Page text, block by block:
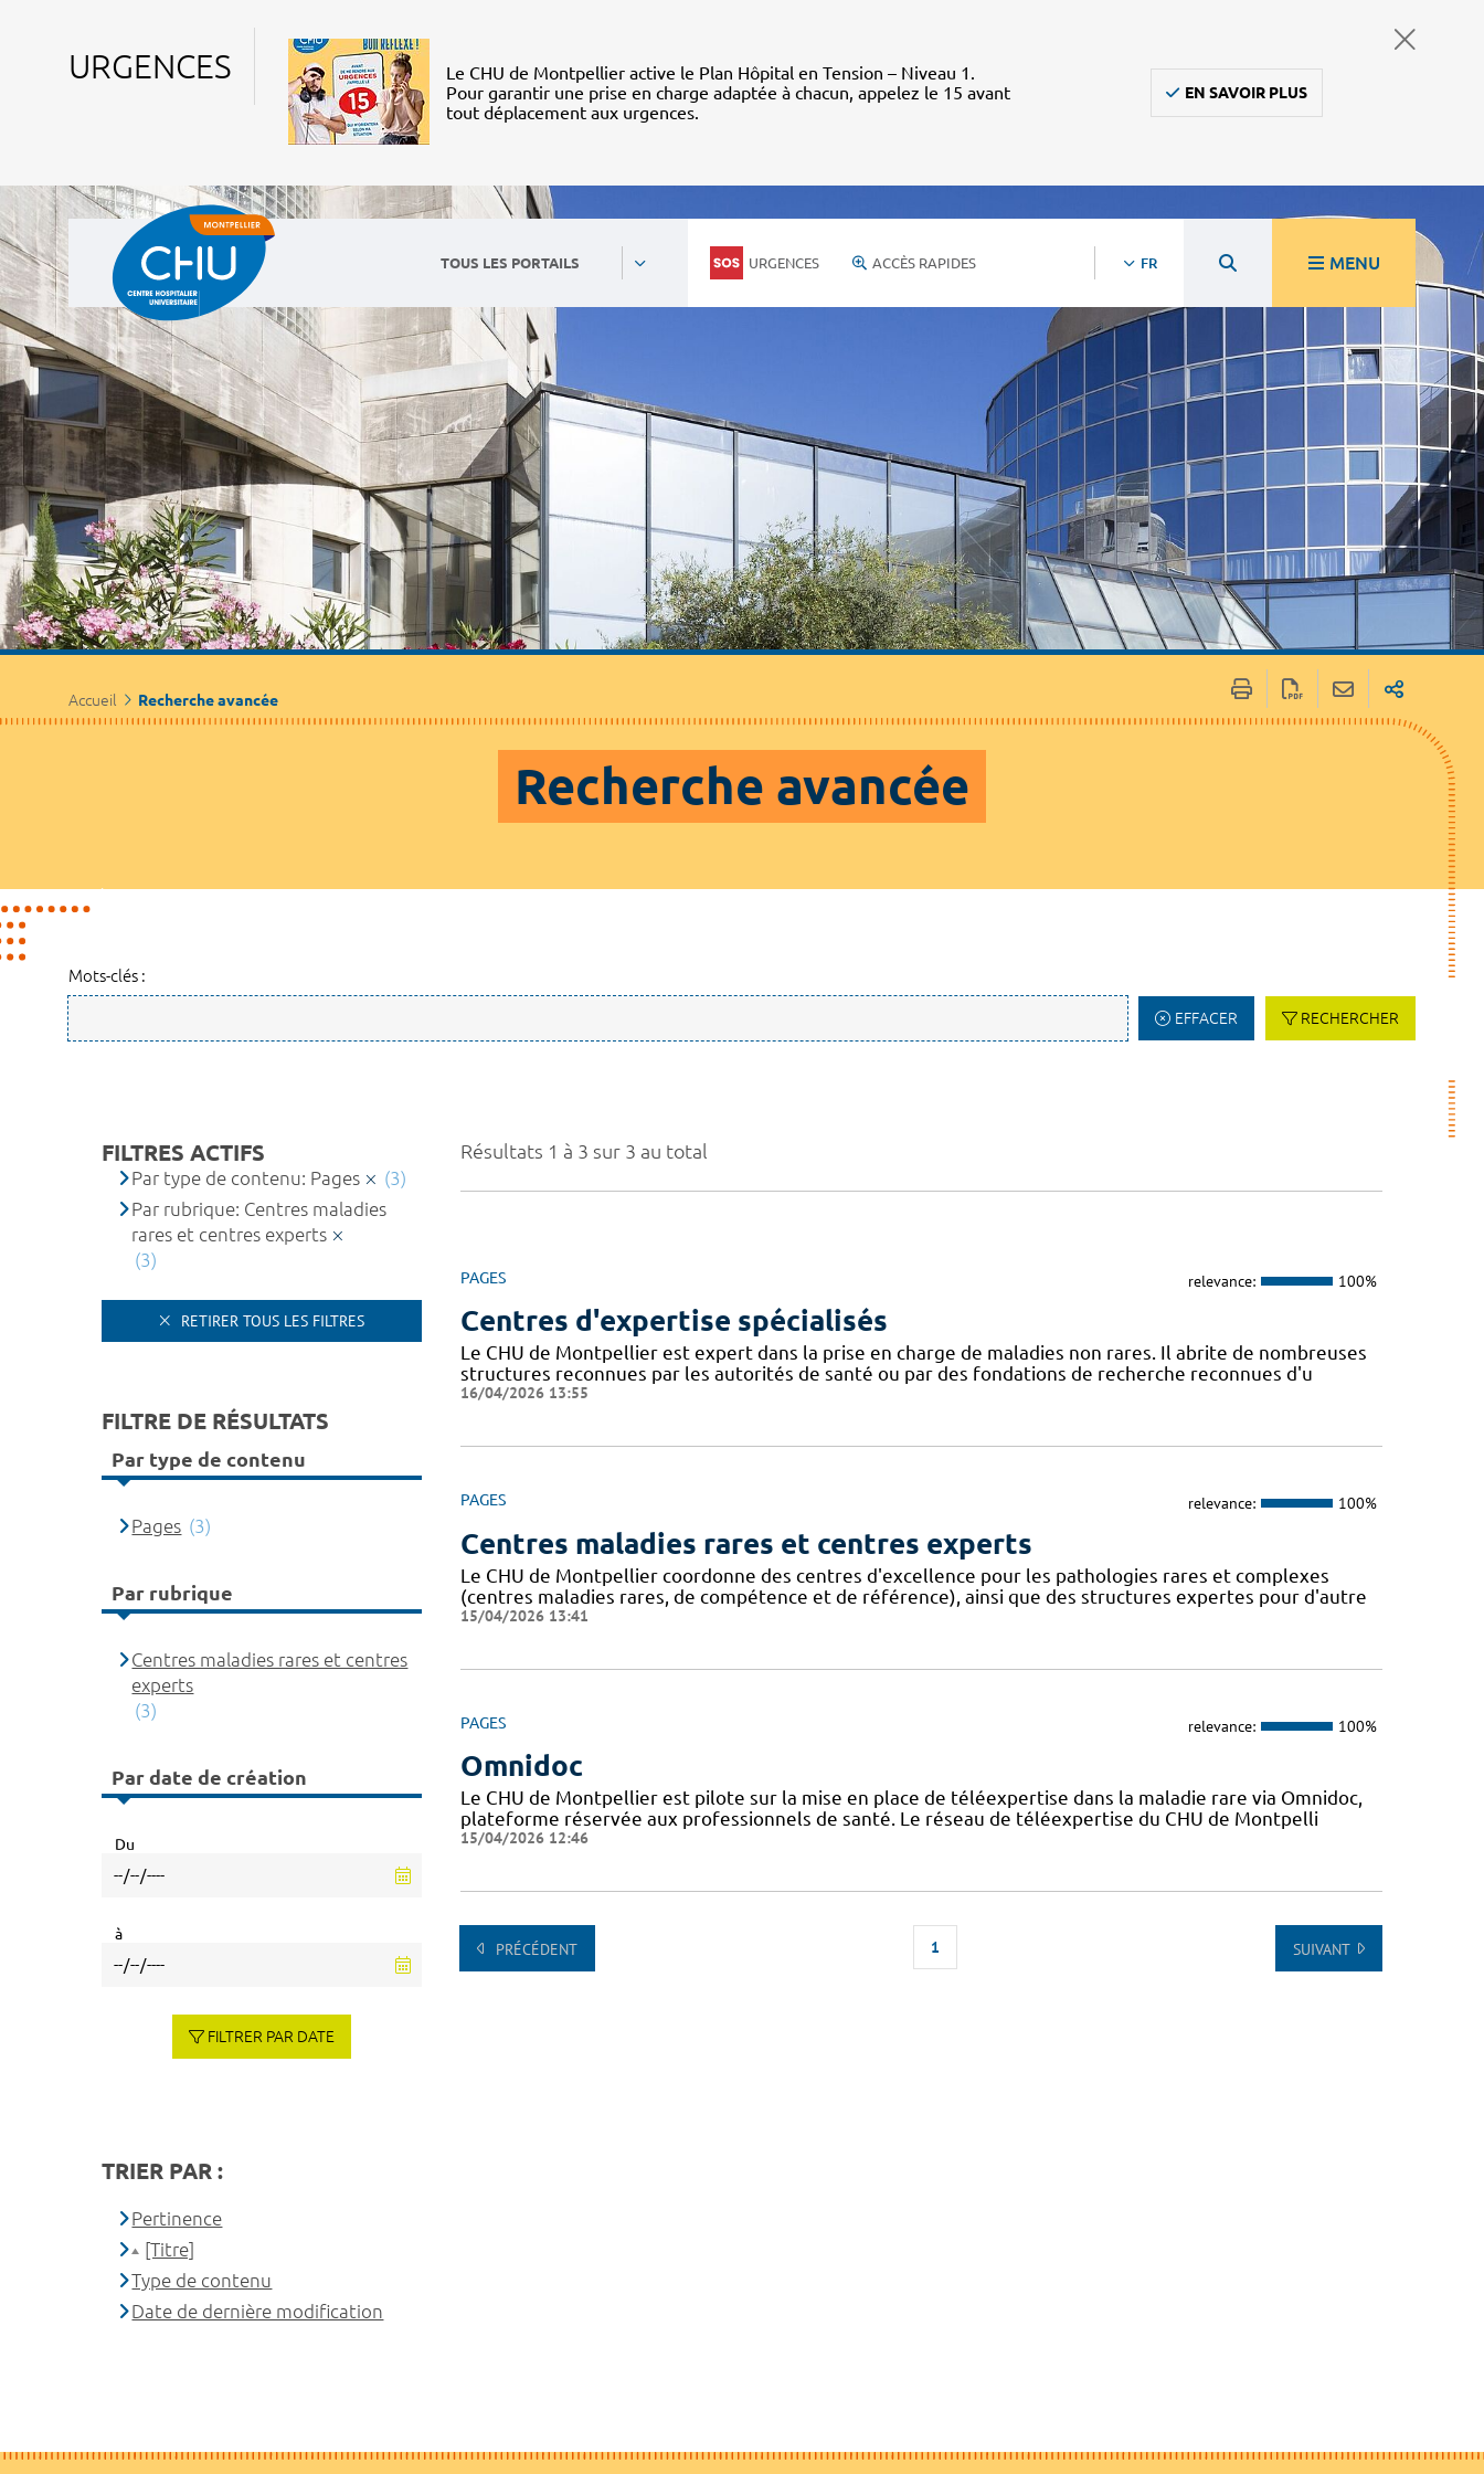
URGENCES
Le CHU de Montpellier active le Plan Hôpital en Tension – Niveau 1.
Pour garantir une prise en charge adaptée à chacun, appelez le 15 avant
tout déplacement aux urgences.
EN SAVOIR PLUS
TOUS LES PORTAILS URGENCES ACCÈS RAPIDES FR MENU
Accueil Recherche avancée
Recherche avancée
Mots-clés :
EFFACER RECHERCHER
Résultats 1 à 3 sur 3 au total
PAGES relevance: 100%
Centres d'expertise spécialisés
Le CHU de Montpellier est expert dans la prise en charge de maladies non rares. Il abrite de nombreuses
structures reconnues par les autorités de santé ou par des fondations de recherche reconnues d'u
16/04/2026 13:55
PAGES relevance: 100%
Centres maladies rares et centres experts
Le CHU de Montpellier coordonne des centres d'excellence pour les pathologies rares et complexes
(centres maladies rares, de compétence et de référence), ainsi que des structures expertes pour d'autre
15/04/2026 13:41
PAGES relevance: 100%
Omnidoc
Le CHU de Montpellier est pilote sur la mise en place de téléexpertise dans la maladie rare via Omnidoc,
plateforme réservée aux professionnels de santé. Le réseau de téléexpertise du CHU de Montpelli
15/04/2026 12:46
PRÉCÉDENT 1 SUIVANT
FILTRES ACTIFS
Par type de contenu: Pages
(3)
Par rubrique: Centres maladies
rares et centres experts
(3)
RETIRER TOUS LES FILTRES
FILTRE DE RÉSULTATS
Par type de contenu
Pages (3)
Par rubrique
Centres maladies rares et centres
experts
(3)
Par date de création
Du
à
FILTRER PAR DATE
TRIER PAR :
Pertinence
[Titre]
Type de contenu
Date de dernière modification